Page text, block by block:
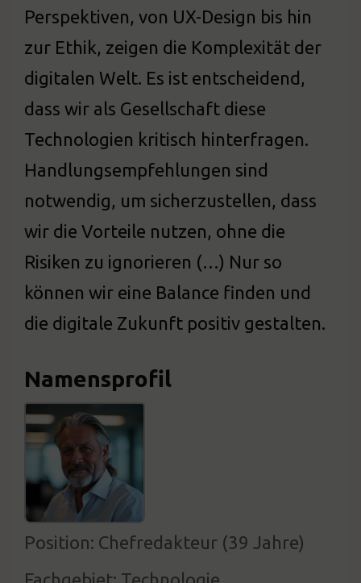
Perspektiven, von UX-Design bis hin
zur Ethik, zeigen die Komplexität der
digitalen Welt. Es ist entscheidend,
dass wir als Gesellschaft diese
Technologien kritisch hinterfragen.
Handlungsempfehlungen sind
notwendig, um sicherzustellen, dass
wir die Vorteile nutzen, ohne die
Risiken zu ignorieren (…) Nur so
können wir eine Balance finden und
die digitale Zukunft positiv gestalten.
Namensprofil
Position: Chefredakteur (39 Jahre)